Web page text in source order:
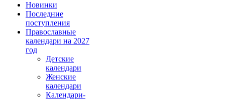
Новинки
Последние
поступления
Православные
календари на 2027
год
Детские
календари
Женские
календари
Календари-